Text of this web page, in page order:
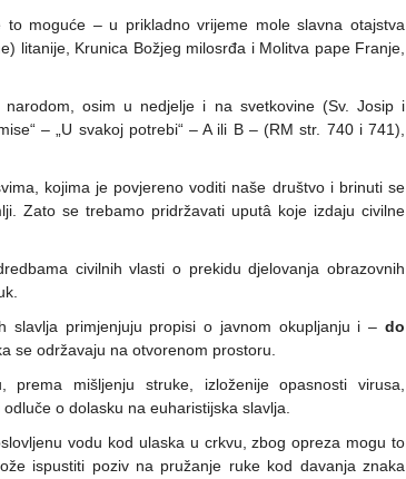
moguće – u prikladno vrijeme mole slavna otajstva
litanije, Krunica Božjeg milosrđa i Molitva pape Franje,
osim u nedjelje i na svetkovine (Sv. Josip i
– „U svakoj potrebi“ – A ili B – (RM str. 740 i 741),
kojima je povjereno voditi naše društvo i brinuti se
Zato se trebamo pridržavati uputâ koje izdaju civilne
civilnih vlasti o prekidu djelovanja obrazovnih
slavlja primjenjuju propisi o javnom okupljanju i – do
se održavaju na otvorenom prostoru.
mišljenju struke, izloženije opasnosti virusa,
o dolasku na euharistijska slavlja.
vodu kod ulaska u crkvu, zbog opreza mogu to
ispustiti poziv na pružanje ruke kod davanja znaka